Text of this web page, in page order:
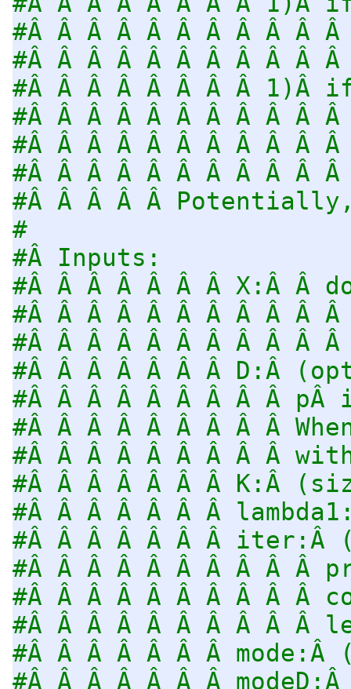
#Â Â Â Â Â Â Â Â Â Â
#Â Â Â Â Â Â Â Â Â Â
#Â Â Â Â Â Â Â Â 1)Â
#Â Â Â Â Â Â Â Â Â Â
#Â Â Â Â Â Â Â Â Â Â
#Â Â Â Â Â Â Â Â Â Â
#Â Â Â Â Â
#
#Â Inputs:
#Â Â Â Â Â Â Â X:Â Â
#Â Â Â Â Â Â Â Â Â Â
#Â Â Â Â Â Â Â Â Â Â
#Â Â Â Â Â Â Â D:Â
#Â Â Â Â Â Â Â Â Â pÂ
#Â Â Â Â Â Â Â Â Â
#Â Â Â Â Â Â Â Â Â
#Â Â Â Â Â Â Â K:Â
#Â Â Â Â Â Â Â
#Â Â Â Â Â Â Â iter:Â
#Â Â Â Â Â Â Â Â Â Â
#Â Â Â Â Â Â Â Â Â Â
#Â Â Â Â Â Â Â Â Â Â
#Â Â Â Â Â Â Â
#Â Â Â Â Â Â Â